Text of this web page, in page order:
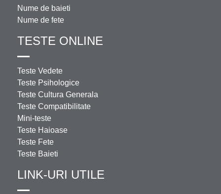
Nume de baieti
Nume de fete
TESTE ONLINE
Teste Vedete
Teste Psihologice
Teste Cultura Generala
Teste Compatibilitate
Mini-teste
Teste Haioase
Teste Fete
Teste Baieti
LINK-URI UTILE